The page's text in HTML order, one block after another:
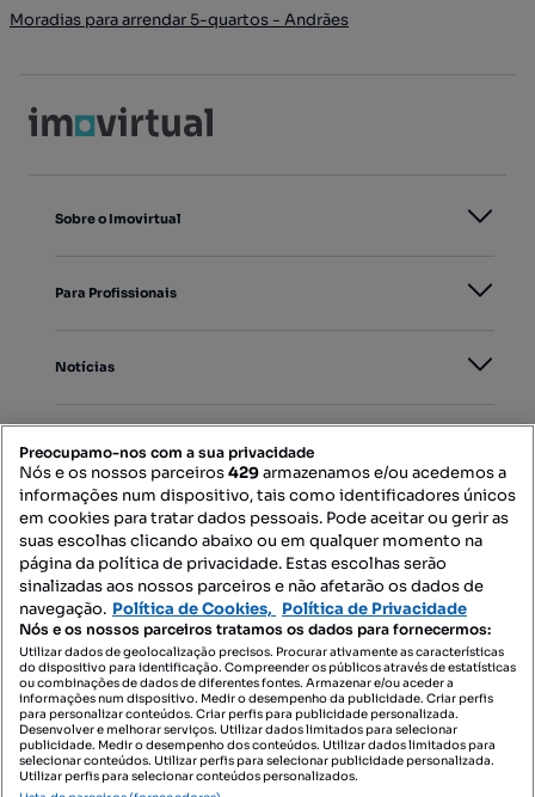
Moradias para arrendar 5-quartos - Andrães
Sobre o Imovirtual
Para Profissionais
Notícias
Mapa do Site
Contacte-nos
SIGA-NOS:
DESCARREGAR NA:
Preocupamo-nos com a sua privacidade
Nós e os nossos parceiros429armazenamos e/ou acedemos a
informações num dispositivo, tais como identificadores únicos
em cookies para tratar dados pessoais. Pode aceitar ou gerir as
suas escolhas clicando abaixo ou em qualquer momento na
página da política de privacidade. Estas escolhas serão
sinalizadas aos nossos parceiros e não afetarão os dados de
navegação. Política de Cookies, Política de Privacidade
Nós e os nossos parceiros tratamos os dados para fornecermos:
Utilizar dados de geolocalização precisos. Procurar ativamente as características
do dispositivo para identificação. Compreender os públicos através de estatísticas
ou combinações de dados de diferentes fontes. Armazenar e/ou aceder a
informações num dispositivo. Medir o desempenho da publicidade. Criar perfis
para personalizar conteúdos. Criar perfis para publicidade personalizada.
Desenvolver e melhorar serviços. Utilizar dados limitados para selecionar
publicidade. Medir o desempenho dos conteúdos. Utilizar dados limitados para
selecionar conteúdos. Utilizar perfis para selecionar publicidade personalizada.
Utilizar perfis para selecionar conteúdos personalizados.